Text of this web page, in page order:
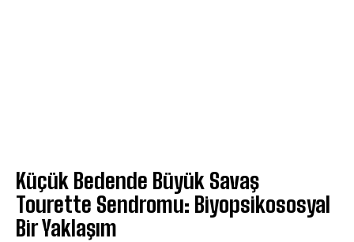
Küçük Bedende Büyük Savaş
Tourette Sendromu: Biyopsikososyal
Bir Yaklaşım